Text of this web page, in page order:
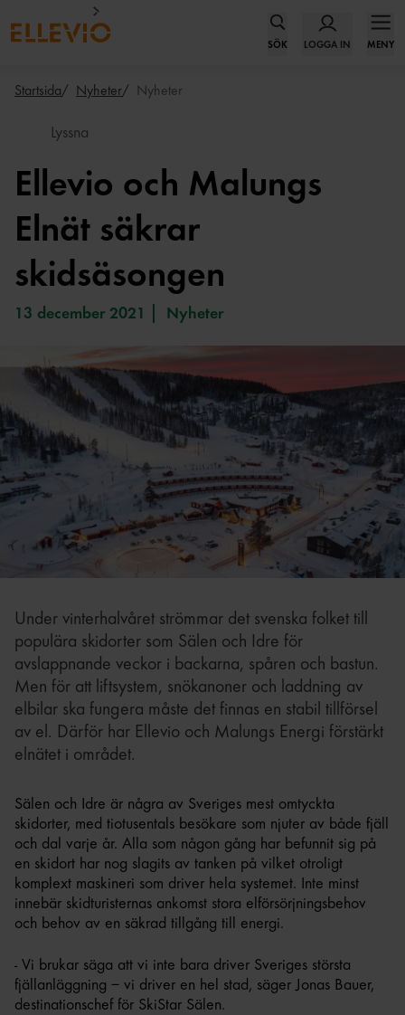
SÖK LOGGA IN MENY
Startsida Nyheter Nyheter
Lyssna
Ellevio och Malungs
Elnät säkrar
skidsäsongen
13 december 2021 Nyheter
Under vinterhalvåret strömmar det svenska folket till
populära skidorter som Sälen och Idre för
avslappnande veckor i backarna, spåren och bastun.
Men för att liftsystem, snökanoner och laddning av
elbilar ska fungera måste det finnas en stabil tillförsel
av el. Därför har Ellevio och Malungs Energi förstärkt
elnätet i området.
Sälen och Idre är några av Sveriges mest omtyckta
skidorter, med tiotusentals besökare som njuter av både fjäll
och dal varje år. Alla som någon gång har befunnit sig på
en skidort har nog slagits av tanken på vilket otroligt
komplext maskineri som driver hela systemet. Inte minst
innebär skidturisternas ankomst stora elförsörjningsbehov
och behov av en säkrad tillgång till energi.
- Vi brukar säga att vi inte bara driver Sveriges största
fjällanläggning – vi driver en hel stad, säger Jonas Bauer,
destinationschef för SkiStar Sälen.